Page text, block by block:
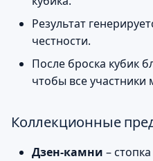
Результат
честности.
После броска кубик
чтобы все участники
Коллекционные
Дзен-камни –